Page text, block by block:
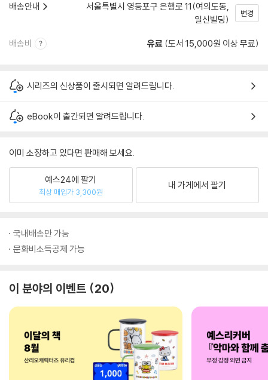
배송안내
서울특별시 영등포구 은행로 11(여의도동,
일신빌딩)
변경
배송비 유료 (도서 15,000원 이상 무료)
시리즈의 신상품이 출시되면 알려드립니다.
eBook이 출간되면 알려드립니다.
이미 소장하고 있다면 판매해 보세요.
예스24에 팔기
최상 매입가 3,300원
내 가게에서 팔기
국내배송만 가능
문화비소득공제 가능
이 분야의 이벤트 20